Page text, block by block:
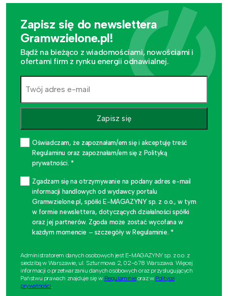
Zapisz się do newslettera
Gramwzielone.pl!
Bądź na bieżąco z wiadomościami, nowościami i
ofertami firm z rynku energii odnawialnej.
Zapisz się
Oświadczam, że zapoznałam/em się i akceptuję treść
Regulaminu oraz zapoznałam/em się z Polityką
prywatności. *
Zgadzam się na otrzymywanie na podany adres e-mail
informacji handlowych od wydawcy portalu
Gramwzielone.pl, spółki E-MAGAZYNY sp. z o.o., w tym
w formie newslettera, dotyczących działalności spółki
oraz jej partnerów. Zgoda może zostać wycofana w
każdym momencie – szczegóły w Regulaminie. *
Administratorem danych osobowych jest E-MAGAZYNY sp. z o.o. z
siedzibą w Warszawie, ul. Szturmowa 2, 02-678 Warszawa. Więcej
informacji o przetwarzaniu danych osobowych oraz przysługujących
Państwu prawach znajduje się w Regulaminieoraz w Polityce
prywatności.